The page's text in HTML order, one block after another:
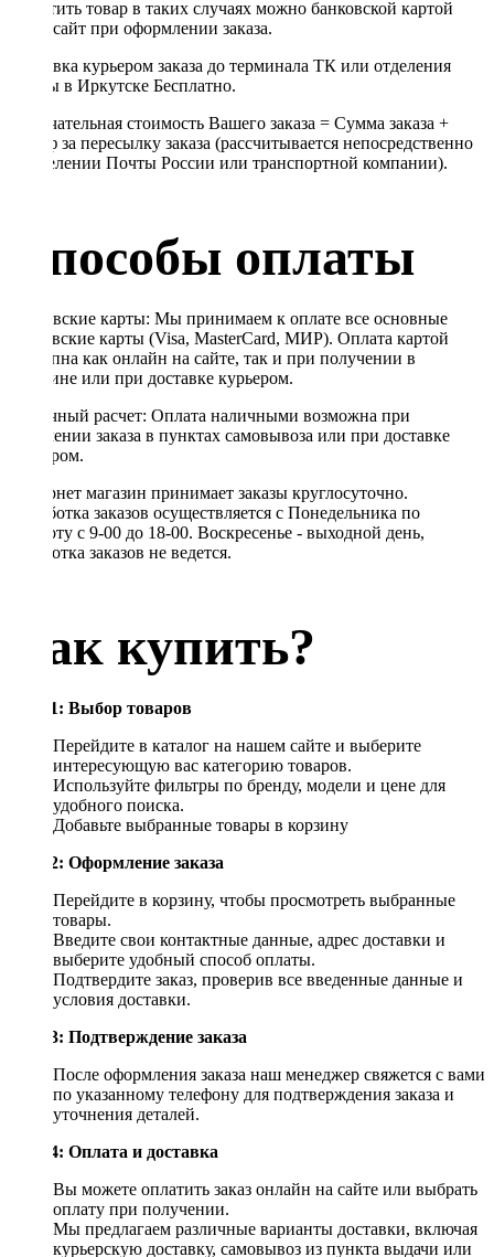
Оплатить товар в таких случаях можно банковской картой
через сайт при оформлении заказа.
Доставка курьером заказа до терминала ТК или отделения
Почты в Иркутске Бесплатно.
Окончательная стоимость Вашего заказа = Сумма заказа +
Тариф за пересылку заказа (рассчитывается непосредственно
в отделении Почты России или транспортной компании).
Способы оплаты
Банковские карты: Мы принимаем к оплате все основные
банковские карты (Visa, MasterCard, МИР). Оплата картой
доступна как онлайн на сайте, так и при получении в
магазине или при доставке курьером.
Наличный расчет: Оплата наличными возможна при
получении заказа в пунктах самовывоза или при доставке
курьером.
Интернет магазин принимает заказы круглосуточно.
Обработка заказов осуществляется с Понедельника по
Субботу с 9-00 до 18-00. Воскресенье - выходной день,
обработка заказов не ведется.
Как купить?
Шаг 1: Выбор товаров
Перейдите в каталог на нашем сайте и выберите
интересующую вас категорию товаров.
Используйте фильтры по бренду, модели и цене для
удобного поиска.
Добавьте выбранные товары в корзину
Шаг 2: Оформление заказа
Перейдите в корзину, чтобы просмотреть выбранные
товары.
Введите свои контактные данные, адрес доставки и
выберите удобный способ оплаты.
Подтвердите заказ, проверив все введенные данные и
условия доставки.
Шаг 3: Подтверждение заказа
После оформления заказа наш менеджер свяжется с вами
по указанному телефону для подтверждения заказа и
уточнения деталей.
Шаг 4: Оплата и доставка
Вы можете оплатить заказ онлайн на сайте или выбрать
оплату при получении.
Мы предлагаем различные варианты доставки, включая
курьерскую доставку, самовывоз из пункта выдачи или